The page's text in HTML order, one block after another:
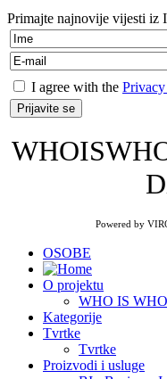
Primajte najnovije vijesti iz
I agree with the
Powered by
OSOBE
O projektu
WHO IS
Kategorije
Tvrtke
Tvrtke
Proizvodi i usluge